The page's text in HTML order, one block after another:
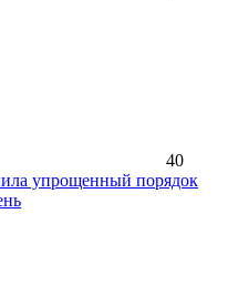
40
упрощенный порядок